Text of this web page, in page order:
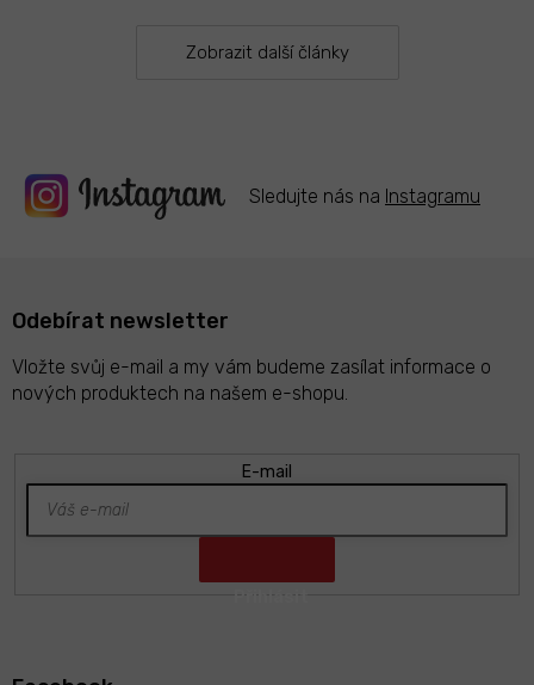
k
s
u
Zobrazit další články
Sledujte nás na Instagramu
Odebírat newsletter
Vložte svůj e-mail a my vám budeme zasílat informace o
nových produktech na našem e-shopu.
E-mail